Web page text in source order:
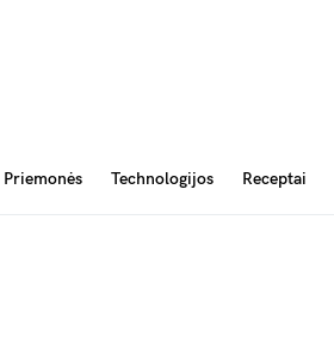
Priemonės Technologijos Receptai